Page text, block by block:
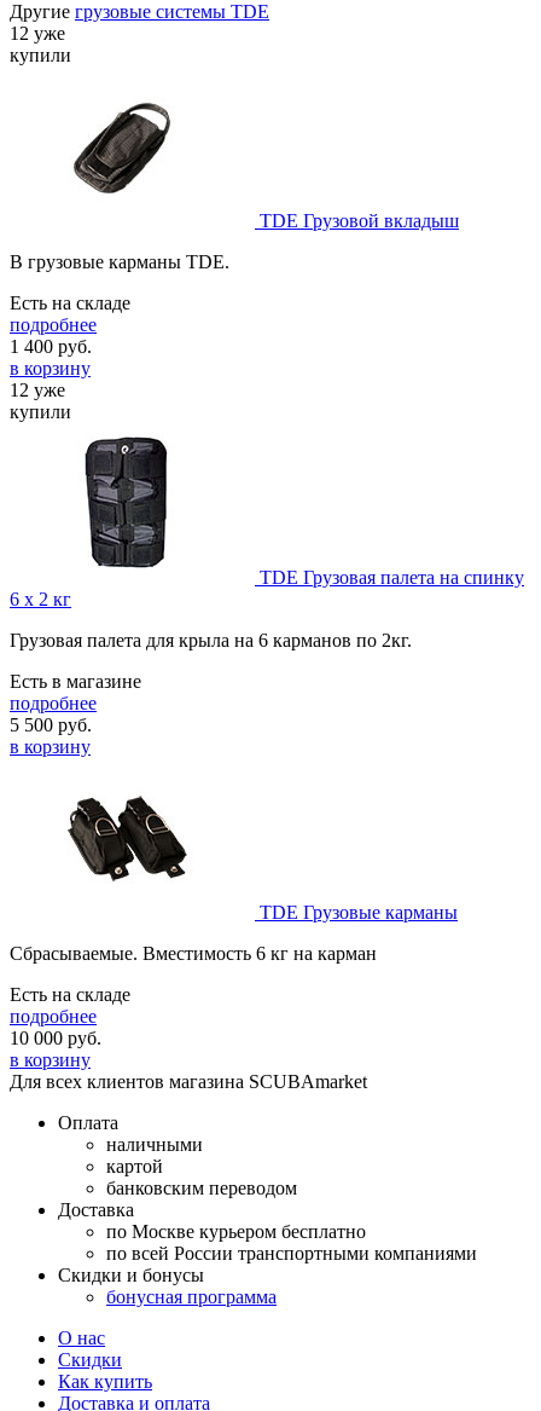
Другие грузовые системы TDE
12 уже
купили
TDE Грузовой вкладыш
В грузовые карманы TDE.
Есть на складе
подробнее
1 400 руб.
в корзину
12 уже
купили
TDE Грузовая палета на спинку
6 х 2 кг
Грузовая палета для крыла на 6 карманов по 2кг.
Есть в магазине
подробнее
5 500 руб.
в корзину
TDE Грузовые карманы
Cбрасываемые. Вместимость 6 кг на карман
Есть на складе
подробнее
10 000 руб.
в корзину
Для всех клиентов магазина SCUBAmarket
Оплата
наличными
картой
банковским переводом
Доставка
по Москве курьером бесплатно
по всей России транспортными компаниями
Скидки и бонусы
бонусная программа
О нас
Скидки
Как купить
Доставка и оплата